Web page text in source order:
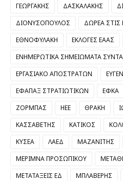
ΓΕΩΡΓΑΚΗΣ
ΔΑΣΚΑΛΑΚΗΣ
ΔΙΟΝΥΣΟΠΟΥΛΟΣ
ΔΩΡΕΑ ΣΤΙΣ
ΕΘΝΟΦΥΛΑΚΗ
ΕΚΛΟΓΕΣ ΕΑΑΣ
ΕΝΗΜΕΡΩΤΙΚΑ ΣΗΜΕΙΩΜΑΤΑ
ΕΡΓΑΣΙΑΚΟ ΑΠΟΣΤΡΑΤΩΝ
ΕΦΑΠΑΞ ΣΤΡΑΤΙΩΤΙΚΩΝ
ΕΦΚΑ
ΖΟΡΜΠΑΣ
ΗΕΕ ΘΡΑΚΗ
ΚΑΣΣΑΒΕΤΗΣ
ΚΑΤΙΚΟΣ
ΚΥΣΕΑ
ΛΑΕΔ ΜΑΖΑΝΙΤΗΣ
ΜΕΡΙΜΝΑ ΠΡΟΣΩΠΙΚΟΥ
ΜΕΤΑΤΑΞΕΙΣ ΕΔ
ΜΠΛΑΒΕΡΗΣ